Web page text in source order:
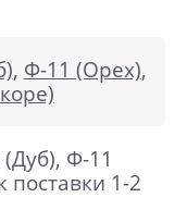
, Ф-11 (Орех),
Ф-11
1-2